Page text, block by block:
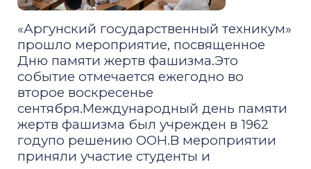
«Аргунский государственный техникум»
прошло мероприятие, посвященное
Дню памяти жертв фашизма.Это
событие отмечается ежегодно во
второе воскресенье
сентября.Международный день памяти
жертв фашизма был учрежден в 1962
годупо решению ООН.В мероприятии
приняли участие студенты и